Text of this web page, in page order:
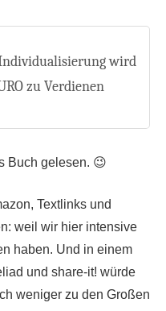
wird
zu Verdienen
Buch gelesen. 😉
Textlinks und
weil wir hier intensive
haben. Und in einem
und share-it! würde
weniger zu den Großen